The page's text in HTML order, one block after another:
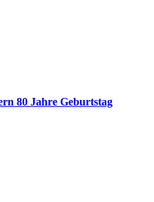
80 Jahre Geburtstag